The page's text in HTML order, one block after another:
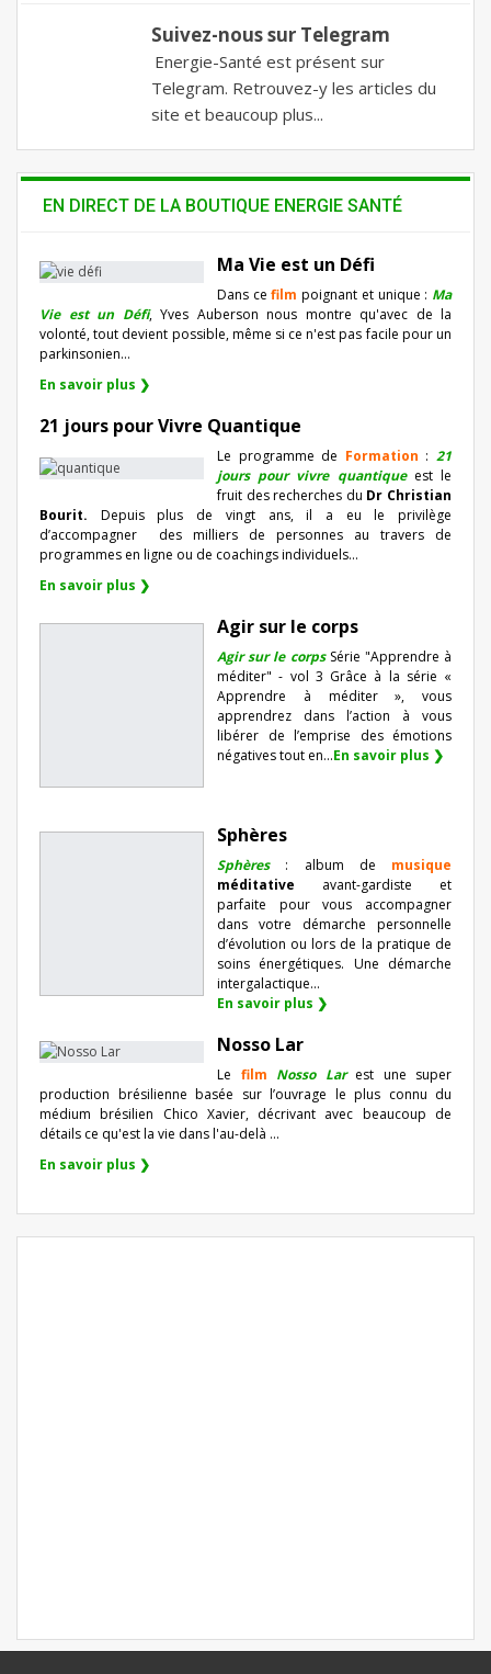
Suivez-nous sur Telegram
Energie-Santé est présent sur
Telegram. Retrouvez-y les articles du
site et beaucoup plus...
EN DIRECT DE LA BOUTIQUE ENERGIE SANTÉ
Ma Vie est un Défi
Dans cefilm poignant et unique : Ma
Vie est un Défi, Yves Auberson nous montre qu'avec de la
volonté, tout devient possible, même si ce n'est pas facile pour un
parkinsonien…
En savoir plus ❯
21 jours pour Vivre Quantique
Le programme de Formation :21
jours pour vivre quantiqueest le
fruit des recherches du Dr Christian
Bourit. Depuis plus de vingt ans, il a eu le privilège
d’accompagner
des milliers de personnes au travers de
programmes en ligne ou de coachings individuels…
En savoir plus ❯
Agir sur le corps
Agir sur le corpsSérie "Apprendre à
méditer" - vol 3 Grâce à la série «
Apprendre à méditer », vous
apprendrez dans l’action à vous
libérer de l’emprise des émotions
négatives tout en...En savoir plus ❯
Sphères
Sphères: album de musique
méditative avant-gardiste et
parfaite pour vous accompagner
dans votre démarche personnelle
d’évolution ou lors de la pratique de
soins énergétiques. Une démarche
intergalactique...
En savoir plus ❯
Nosso Lar
Le film Nosso Lar est une super
production brésilienne basée sur l’ouvrage le plus connu du
médium brésilien Chico Xavier, décrivant avec beaucoup de
détails ce qu'est la vie dans l'au-delà ...
En savoir plus ❯